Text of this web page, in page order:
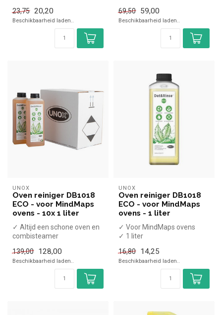
23,75 20,20
Beschikbaarheid laden..
Ove...
69,50 59,00
Beschikbaarheid laden..
UNOX
Oven reiniger DB1018
ECO - voor MindMaps
ovens - 10x 1 liter
✓ Altijd een schone oven en
combisteamer
139,00
128,00
Beschikbaarheid laden..
UNOX
Oven reiniger DB1018
ECO - voor MindMaps
ovens - 1 liter
✓ Voor MindMaps ovens
✓ 1 liter
16,80
14,25
Beschikbaarheid laden..